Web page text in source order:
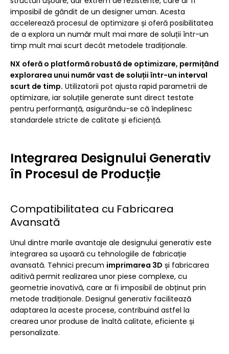
imposibil de gândit de un designer uman. Acesta
accelerează procesul de optimizare și oferă posibilitatea
de a explora un număr mult mai mare de soluții într-un
timp mult mai scurt decât metodele tradiționale.
NX oferă o platformă robustă de optimizare, permițând
explorarea unui număr vast de soluții într-un interval
scurt de timp. Utilizatorii pot ajusta rapid parametrii de
optimizare, iar soluțiile generate sunt direct testate
pentru performanță, asigurându-se că îndeplinesc
standardele stricte de calitate și eficiență.
Integrarea Designului Generativ
în Procesul de Producție
Compatibilitatea cu Fabricarea
Avansată
Unul dintre marile avantaje ale designului generativ este
integrarea sa ușoară cu tehnologiile de fabricație
avansată. Tehnici precum imprimarea 3D și fabricarea
aditivă permit realizarea unor piese complexe, cu
geometrie inovativă, care ar fi imposibil de obținut prin
metode tradiționale. Designul generativ facilitează
adaptarea la aceste procese, contribuind astfel la
crearea unor produse de înaltă calitate, eficiente și
personalizate.